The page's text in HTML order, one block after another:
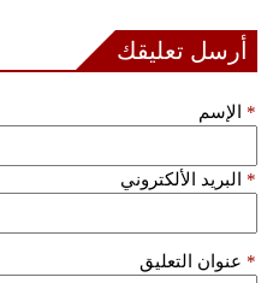
أرسل تعليقك
الإسم *
البريد الألكتروني *
عنوان التعليق *